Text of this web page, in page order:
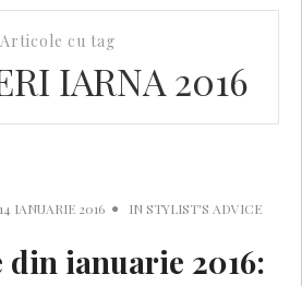
Articole cu tag
IARNA 2016
14 IANUARIE 2016 IN STYLIST'S ADVICE
din ianuarie 2016: